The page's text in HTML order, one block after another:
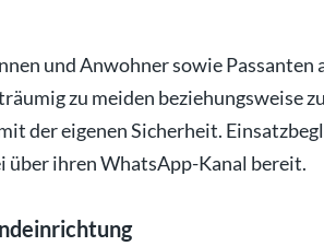
und Anwohner sowie Passanten
zu meiden beziehungsweise
der eigenen Sicherheit.
ihren WhatsApp-Kanal bereit.